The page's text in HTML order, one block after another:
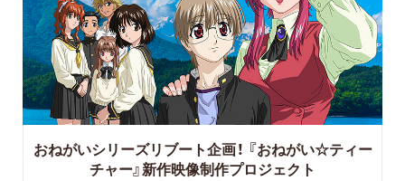
おねがいシリーズリブート企画！ 『おねがい☆ティー
チャー』新作映像制作プロジェクト